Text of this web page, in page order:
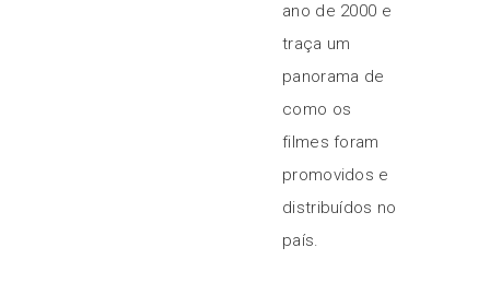
ano de 2000 e
traça um
panorama de
como os
filmes foram
promovidos e
distribuídos no
país.